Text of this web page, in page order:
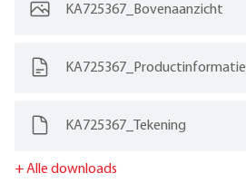
KA725367_Bovenaanzicht
KA725367_Productinformatie
KA725367_Tekening
+Alle downloads